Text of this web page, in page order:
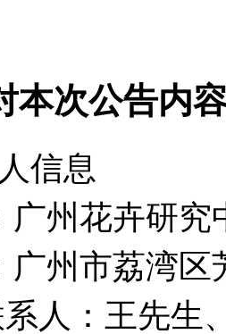
本次公告内
信息
广州花卉研究
广州市荔湾区
人：王先生